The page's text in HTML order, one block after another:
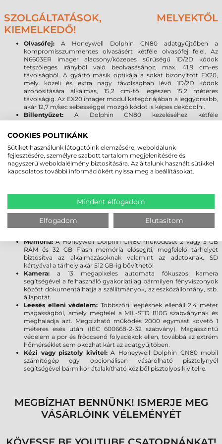
SZOLGÁLTATÁSOK, MELYEKTŐL
KIEMELKEDŐ!
Olvasófej: A Honeywell Dolphin CN80 adatgyűjtőben a
kompromisszummentes olvasásért kétféle olvasófej felel. Az
N6603ER imager alacsony/közepes sűrűségű 1D/2D kódok
tetszőleges irányból való beolvasásához, max. 41,9 cm-es
távolságból. A gyártó másik optikája a sokat bizonyított EX20,
mely közeli és extra nagy távolságban lévő 1D/2D kódok
azonosítására alkalmas, 15,2 cm-től egészen 15,2 méteres
távolságig. Az EX20 imager modul kategóriájában a leggyorsabb,
akár 12,7 m/sec sebességgel mozgó kódot is képes dekódolni.
Billentyűzet: A Dolphin CN80 kezeléséhez kétféle
billentyűkiosztásból lehet kiválasztani a legmegfelelőbbet az
adott feladatra - 23 gombos numerikus vagy 40 gombos
QWERTY
Bluetooth, WLAN WWAN, NFC:a legújabb vezeték nélküli
technológia - Bluetooth Class 1.5 V5.0, BLE, Wlan 802.11 a/b/g/n/ac
és NFC - valamint típustól függően LTE mobil kommunikációt is
támogat
felhasználók számára, beleértve a valós idejű navigációt, illetve a
szállítás és logisztika keretében az áruátvétel bizonyítását
szolgáló koordináták rögzítését.
Processzor:a Qualcom Snapdragon 660 octa core 2,2 GHz
processzornak köszönhetően kiváló sebességgel futtatja az
Memória:A Honeywell Dolphin CN80 működését 2 vagy 3 GB
RAM és 32 GB Flash memória elősegíti, megfelelő tárhelyet
biztosítva az alkalmazásoknak valamint az adatoknak. SD
kártyával a tárhely akár 512 GB-ig bővíthető!
Kamera: a 13 megapixeles automata fókuszos kamera
segítségével a felhasználó gyakorlatilag bármilyen fényviszonyok
között dokumentálhatja a szállítmányok, az eszközállomány, stb.
állapotát.
Leesés elleni védelem: Többszöri leejtésnek ellenáll 2,4 méter
magasságból, amely megfelel a MIL-STD 810G szabványnak és
meghaladja azt. Megbízható működés 2000 egymást követő 1
méteres esés után (IEC 600668-2-32 szabvány). Magasszintű
védelem a por és fröccsenő folyadékok ellen, továbbá az extrém
hőmérséklet sem okozhat kárt az adatgyűjtőben.
Kézi vagy pisztoly kivitel:A Honeywell Dolphin CN80 mobil
számítógép egy opcionálisan vásárolható pisztolynyél
segítségével bármikor átalakítható kéziből pisztolyos kivitelre.
MEGBÍZHAT BENNÜNK! ISMERJE MEG
VÁSÁRLÓINK VÉLEMÉNYÉT
COOKIES POLITIKÁNK
Sütiket használunk látogatóink elemzésére, weboldalunk
fejlesztésére, személyre szabott tartalom megjelenítésére és
nagyszerű weboldalélmény biztosítására. Az általunk használt sütikkel
kapcsolatos további információkért nyissa meg a beállításokat.
Mindent elfogadom
Elfogadom Elutasítom